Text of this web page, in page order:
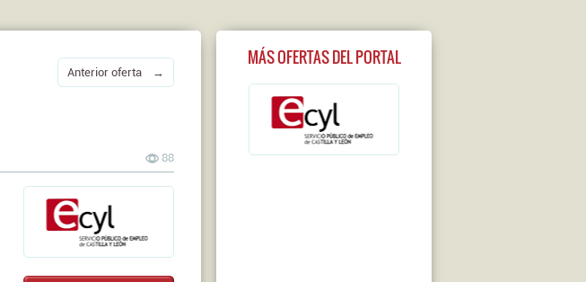
Anterior oferta →
88
MÁS OFERTAS DEL PORTAL